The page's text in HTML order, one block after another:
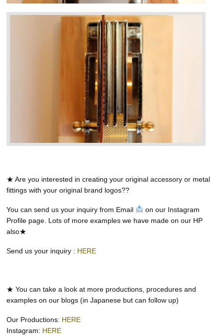
★ Are you interested in creating your original accessory or metal
fittings with your original brand logos??
You can send us your inquiry from Email
on our Instagram
Profile page. Lots of more examples we have made on our HP
also★
Send us your inquiry : HERE
★ You can take a look at more productions, procedures and
examples on our blogs (in Japanese but can follow up)
Our Productions: HERE
Instagram: HERE